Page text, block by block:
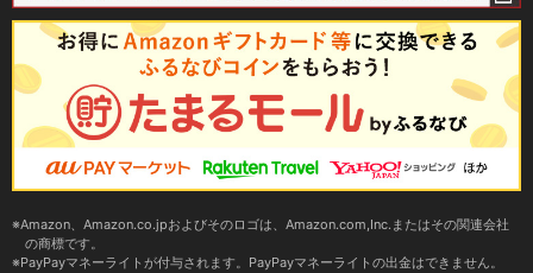
Amazon、Amazon.co.jpおよびそのロゴは、Amazon.com,Inc.またはその関連会社
の商標です。
PayPayマネーライトが付与されます。PayPayマネーライトの出金はできません。